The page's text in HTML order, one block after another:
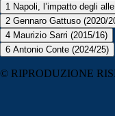
1 Napoli, l’impatto degli
2 Gennaro Gattuso (2020/
4 Maurizio Sarri (2015/16)
6 Antonio Conte (2024/25)
© RIPRODUZIONE